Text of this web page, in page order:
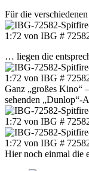
Für die
… liegen die
Ganz „großes Kino“
sehenden „Dunlop“-
Hier noch einmal die